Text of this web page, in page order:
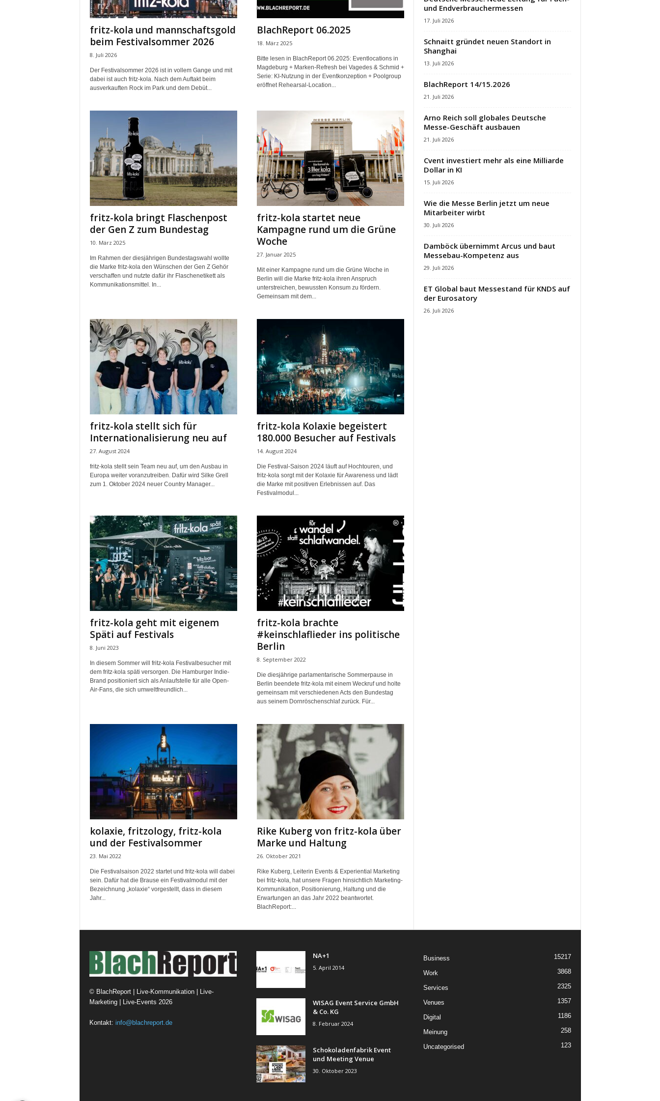
fritz-kola und mannschaftsgold
beim Festivalsommer 2026
8. Juli 2026
Der Festivalsommer 2026 ist in vollem Gange und mit
dabei ist auch fritz-kola. Nach dem Auftakt beim
ausverkauften Rock im Park und dem Debüt...
BlachReport 06.2025
18. März 2025
Bitte lesen in BlachReport 06.2025: Eventlocations in
Magdeburg + Marken-Refresh bei Vagedes & Schmid +
Serie: KI-Nutzung in der Eventkonzeption + Poolgroup
eröffnet Rehearsal-Location...
fritz-kola bringt Flaschenpost
der Gen Z zum Bundestag
10. März 2025
Im Rahmen der diesjährigen Bundestagswahl wollte
die Marke fritz-kola den Wünschen der Gen Z Gehör
verschaffen und nutzte dafür ihr Flaschenetikett als
Kommunikationsmittel. In...
fritz-kola startet neue
Kampagne rund um die Grüne
Woche
27. Januar 2025
Mit einer Kampagne rund um die Grüne Woche in
Berlin will die Marke fritz-kola ihren Anspruch
unterstreichen, bewussten Konsum zu fördern.
Gemeinsam mit dem...
fritz-kola stellt sich für
Internationalisierung neu auf
27. August 2024
fritz-kola stellt sein Team neu auf, um den Ausbau in
Europa weiter voranzutreiben. Dafür wird Silke Grell
zum 1. Oktober 2024 neuer Country Manager...
fritz-kola Kolaxie begeistert
180.000 Besucher auf Festivals
14. August 2024
Die Festival-Saison 2024 läuft auf Hochtouren, und
fritz-kola sorgt mit der Kolaxie für Awareness und lädt
die Marke mit positiven Erlebnissen auf. Das
Festivalmodul...
fritz-kola geht mit eigenem
Späti auf Festivals
8. Juni 2023
In diesem Sommer will fritz-kola Festivalbesucher mit
dem fritz-kola späti versorgen. Die Hamburger Indie-
Brand positioniert sich als Anlaufstelle für alle Open-
Air-Fans, die sich umweltfreundlich...
fritz-kola brachte
#keinschlaflieder ins politische
Berlin
8. September 2022
Die diesjährige parlamentarische Sommerpause in
Berlin beendete fritz-kola mit einem Weckruf und holte
gemeinsam mit verschiedenen Acts den Bundestag
aus seinem Dornröschenschlaf zurück. Für...
kolaxie, fritzology, fritz-kola
und der Festivalsommer
23. Mai 2022
Die Festivalsaison 2022 startet und fritz-kola will dabei
sein. Dafür hat die Brause ein Festivalmodul mit der
Bezeichnung „kolaxie“ vorgestellt, dass in diesem
Jahr...
Rike Kuberg von fritz-kola über
Marke und Haltung
26. Oktober 2021
Rike Kuberg, Leiterin Events & Experiential Marketing
bei fritz-kola, hat unsere Fragen hinsichtlich Marketing-
Kommunikation, Positionierung, Haltung und die
Erwartungen an das Jahr 2022 beantwortet.
BlachReport:...
und Endverbrauchermessen
17. Juli 2026
Schnaitt gründet neuen Standort in
Shanghai
13. Juli 2026
BlachReport 14/15.2026
21. Juli 2026
Arno Reich soll globales Deutsche
Messe-Geschäft ausbauen
21. Juli 2026
Cvent investiert mehr als eine Milliarde
Dollar in KI
15. Juli 2026
Wie die Messe Berlin jetzt um neue
Mitarbeiter wirbt
30. Juli 2026
Damböck übernimmt Arcus und baut
Messebau-Kompetenz aus
29. Juli 2026
ET Global baut Messestand für KNDS auf
der Eurosatory
26. Juli 2026
© BlachReport | Live-Kommunikation | Live-
Marketing | Live-Events 2026
Kontakt: info@blachreport.de
NA+1
5. April 2014
WISAG Event Service GmbH
& Co. KG
8. Februar 2024
Schokoladenfabrik Event
und Meeting Venue
30. Oktober 2023
Business 15217
Work 3868
Services 2325
Venues 1357
Digital 1186
Meinung 258
Uncategorised 123